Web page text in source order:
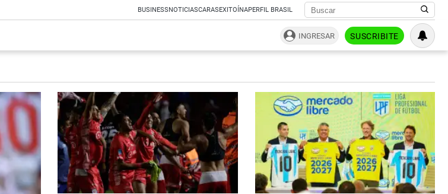
BUSINESSNOTICIASCARASEXITOÍNAPERFIL BRASIL
INGRESAR SUSCRIBITE